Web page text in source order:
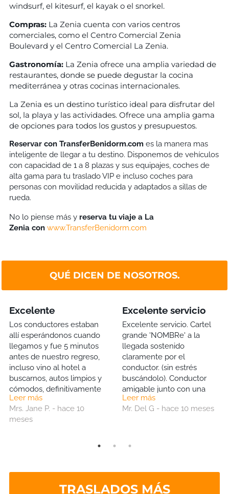
windsurf, el kitesurf, el kayak o el snorkel.
Compras:La Zenia cuenta con varios centros
comerciales, como el Centro Comercial Zenia
Boulevard y el Centro Comercial La Zenia.
Gastronomía:La Zenia ofrece una amplia variedad de
restaurantes, donde se puede degustar la cocina
mediterránea y otras cocinas internacionales.
La Zenia es un destino turístico ideal para disfrutar del
sol, la playa y las actividades. Ofrece una amplia gama
de opciones para todos los gustos y presupuestos.
Reservar con TransferBenidorm.comes la manera mas
inteligente de llegar a tu destino. Disponemos de vehículos
con capacidad de 1 a 8 plazas y sus equipajes, coches de
alta gama para tu traslado VIP e incluso coches para
personas con movilidad reducida y adaptados a sillas de
rueda.
No lo piense más y reserva tu viaje a La
Zenia con www.TransferBenidorm.com
QUÉ DICEN DE NOSOTROS.
Excelente
Los conductores estaban
allí esperándonos cuando
llegamos y fue 5 minutos
antes de nuestro regreso,
incluso vino al hotel a
buscarnos, autos limpios y
cómodos, definitivamente
los usaremos nuevamente.
Leer más
Mrs. Jane P. - hace 10
meses
Excelente servicio
Excelente servicio. Cartel
grande 'NOMBRe' a la
llegada sostenido
claramente por el
conductor. (sin estrés
buscándolo). Conductor
amigable junto con una
botella de agua gratis
(excelente, muy apreciado
bueno. Definitivamente
Leer más
Mr. Del G - hace 10 meses
TRASLADOS MÁS